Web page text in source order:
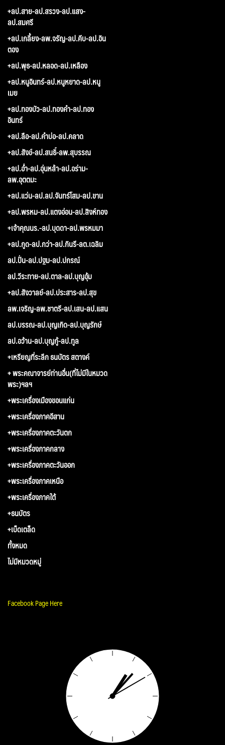
+ลป.สาย-ลป.สรวง-ลป.แสง-
ลป.สมศรี
+ลป.เกลี้ยง-ลพ.จรัญ-ลป.คีบ-ลป.อิน
ตอง
+ลป.พุธ-ลป.หลอด-ลป.เหลือง
+ลป.หนูอินทร์-ลป.หนูหยาด-ลป.หนู
เมย
+ลป.ทองบัว-ลป.ทองคำ-ลป.ทอง
อินทร์
+ลป.ลือ-ลป.คำบ่อ-ลป.คลาด
+ลป.สังข์-ลป.สนธิ์-ลพ.สุบรรณ
+ลป.อ่ำ-ลป.อุ่นหล้า-ลป.อร่าม-
ลพ.อุตตมะ
+ลป.แว่น-ลป.ลป.จันทร์โสม-ลป.ขาน
+ลป.พรหม-ลป.แตงอ่อน-ลป.สิงห์ทอง
+เจ้าคุณนร.-ลป.บุดดา-ลป.พรหมมา
+ลป.กูด-ลป.กว่า-ลป.กินรี-ลต.เฉลิม
ลป.ปั่น-ลป.ปฐม-ลป.ปกรณ์
ลป.วีระทาย-ลป.ตาล-ลป.บุญอุ้ม
+ลป.สังวาลย์-ลป.ประสาร-ลป.สุข
ลพ.เจริญ-ลพ.ชาตรี-ลป.เสน-ลป.แสน
ลป.บรรณ-ลป.บุญเกิด-ลป.บุญรักษ์
ลป.อว้าน-ลป.บุญกู้-ลป.ทูล
+เหรียญที่ระลึก ธนบัตร สตางค์
+ พระคณาจารย์ท่านอื่น(ที่ไม่มีในหมวด
พระ)ฯลฯ
+พระเครื่องเมืองขอนแก่น
+พระเครื่องภาคอีสาน
+พระเครื่องภาคตะวันตก
+พระเครื่องภาคกลาง
+พระเครื่องภาคตะวันออก
+พระเครื่องภาคเหนือ
+พระเครื่องภาคใต้
+ธนบัตร
+เบ็ดเตล็ด
ทั้งหมด
ไม่มีหมวดหมู่
Facebook Page Here